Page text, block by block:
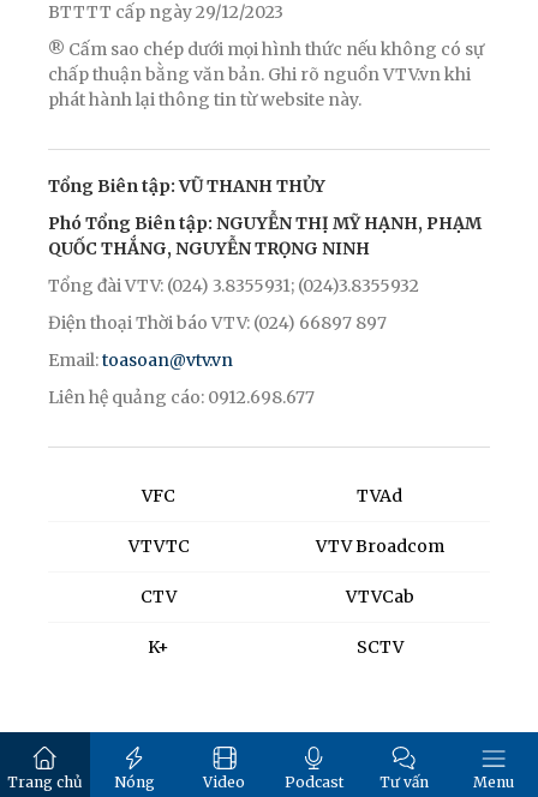
Trang chủ Nóng Video Podcast Tư vấn Menu
BTTTT cấp ngày 29/12/2023
® Cấm sao chép dưới mọi hình thức nếu không có sự
chấp thuận bằng văn bản. Ghi rõ nguồn VTV.vn khi
phát hành lại thông tin từ website này.
Tổng Biên tập: VŨ THANH THỦY
Phó Tổng Biên tập: NGUYỄN THỊ MỸ HẠNH, PHẠM
QUỐC THẮNG, NGUYỄN TRỌNG NINH
Tổng đài VTV: (024) 3.8355931; (024)3.8355932
Điện thoại Thời báo VTV: (024) 66897 897
Email:toasoan@vtv.vn
Liên hệ quảng cáo: 0912.698.677
VFC
VTVTC
CTV
K+
TVAd
VTV Broadcom
VTVCab
SCTV